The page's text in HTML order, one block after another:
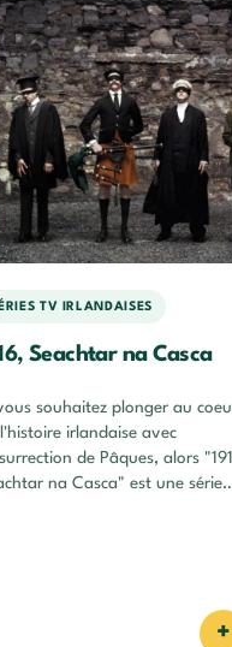
TV IRLANDAISES
Seachtar na Casca
souhaitez plonger au
irlandaise avec
de Pâques, alors
na Casca" est une série
+